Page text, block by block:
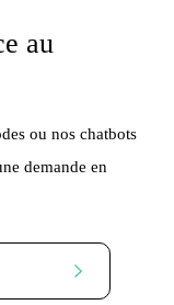
au
ou nos chatbots
demande en